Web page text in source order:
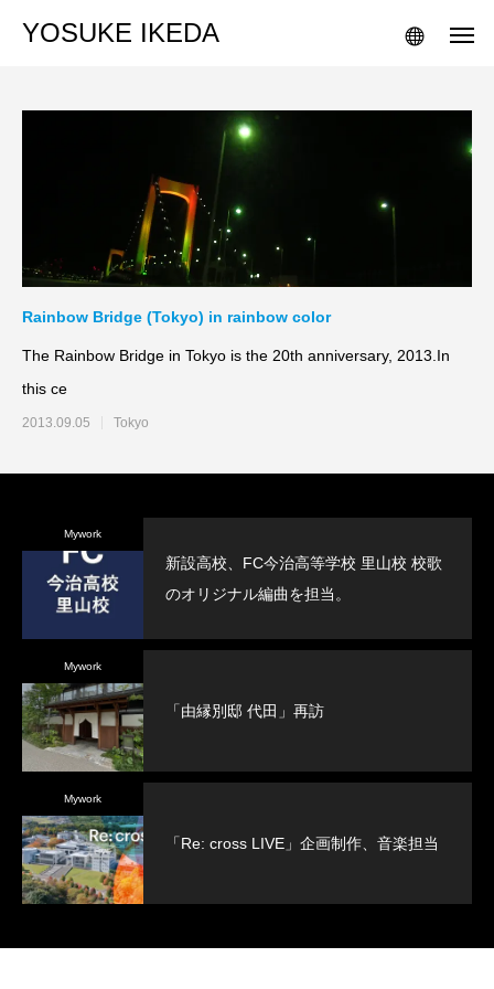
YOSUKE IKEDA
Rainbow Bridge (Tokyo) in rainbow color
The Rainbow Bridge in Tokyo is the 20th anniversary, 2013.In
this ce
2013.09.05 Tokyo
Mywork
新設高校、FC今治高等学校 里山校 校歌
のオリジナル編曲を担当。
Mywork
「由縁別邸 代田」再訪
Mywork
「Re: cross LIVE」企画制作、音楽担当